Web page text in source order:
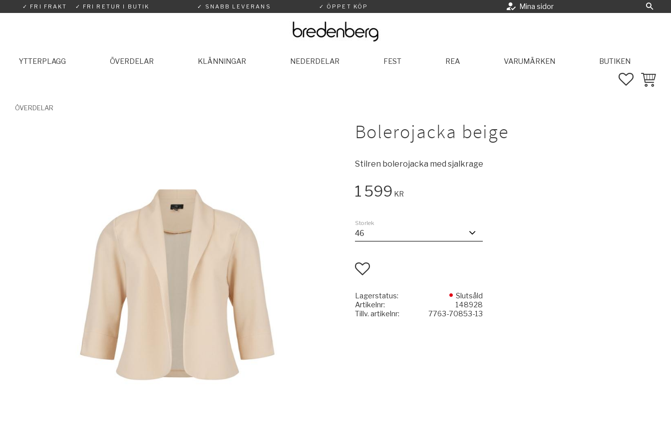
✓ FRI FRAKT ✓ FRI RETUR I BUTIK ✓ SNABB LEVERANS ✓ ÖPPET KÖP how_to_reg Mina sidor Sök
YTTERPLAGG ÖVERDELAR KLÄNNINGAR NEDERDELAR FEST REA VARUMÄRKEN
BUTIKEN
ÖVERDELAR
Bolerojacka beige
Stilren bolerojacka med sjalkrage
1 599 KR
Storlek
Lägg till i favoriter
Lagerstatus
Slutsåld
Artikelnr
148928
Tillv. artikelnr
7763-70853-13